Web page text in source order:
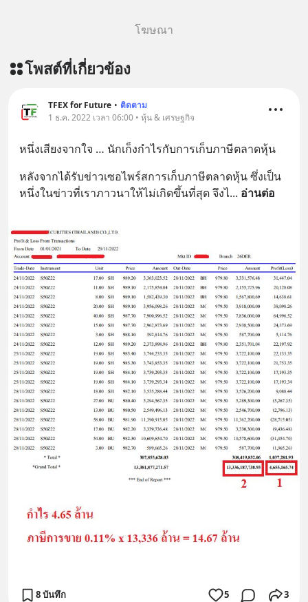
โฆษณา
โพสต์ที่เกี่ยวข้อง
TFEX for Future • ติดตาม
1 ธ.ค. 2022 เวลา 06:00 • หุ้น & เศรษฐกิจ
หนึ่งเสียงจากใจ … นักเก็งกำไรกับการเก็บภาษีตลาดหุ้น
หลังจากได้รับข่าวเซอไพร์สการเก็บภาษีตลาดหุ้น ซึ่งเป็น
หนึ่งในข่าวที่เราภาวนาให้ไม่เกิดขึ้นที่สุด จึงไ... อ่านต่อ
8 บันทึก 5 3